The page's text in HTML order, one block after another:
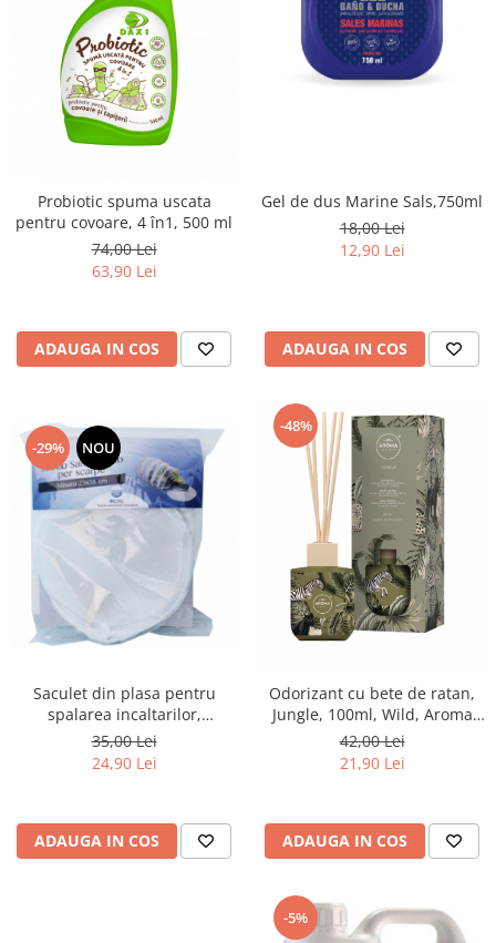
Probiotic spuma uscata
pentru covoare, 4 în1, 500 ml
74,00 Lei
63,90 Lei
ADAUGA IN COS
Gel de dus Marine Sals,750ml
18,00 Lei
12,90 Lei
ADAUGA IN COS
-29% NOU
Saculet din plasa pentru
spalarea incaltarilor,
23x38cm, Marisa Blu
35,00 Lei
24,90 Lei
ADAUGA IN COS
-48%
Odorizant cu bete de ratan,
Jungle, 100ml, Wild, Aroma
Home
42,00 Lei
21,90 Lei
ADAUGA IN COS
-5%